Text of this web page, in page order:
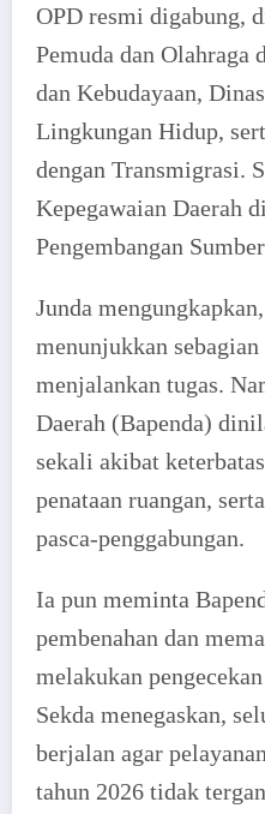
OPD resmi digabung,
Pemuda dan Olahraga
dan Kebudayaan,
Lingkungan Hidup,
dengan Transmigrasi.
Kepegawaian Daerah
Pengembangan
Junda
menunjukkan
menjalankan tugas.
Daerah (Bapenda)
sekali akibat
penataan ruangan,
pasca-penggabungan.
Ia pun meminta
pembenahan dan
melakukan
Sekda menegaskan,
berjalan agar
tahun 2026 tidak